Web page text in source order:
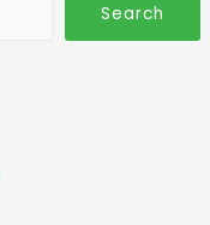
Search